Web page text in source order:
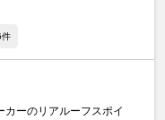
件
カーのリアルーフスポイ